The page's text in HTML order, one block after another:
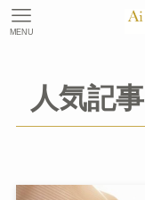
MENU
人気記事